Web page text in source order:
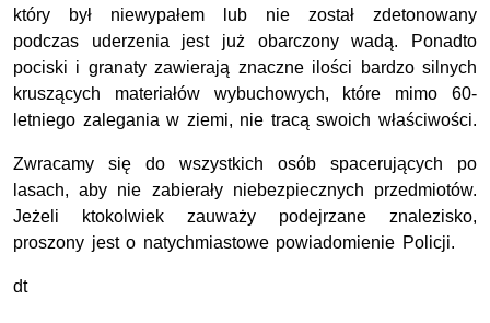
który był niewypałem lub nie został zdetonowany
podczas uderzenia jest już obarczony wadą. Ponadto
pociski i granaty zawierają znaczne ilości bardzo silnych
kruszących materiałów wybuchowych, które mimo 60-
letniego zalegania w ziemi, nie tracą swoich właściwości.
Zwracamy się do wszystkich osób spacerujących po
lasach, aby nie zabierały niebezpiecznych przedmiotów.
Jeżeli ktokolwiek zauważy podejrzane znalezisko,
proszony jest o natychmiastowe powiadomienie Policji.
dt